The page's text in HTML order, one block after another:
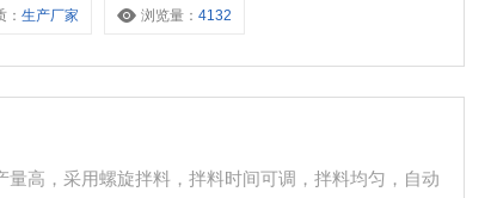
：生产厂家 浏览量：4132
高，采用螺旋拌料，拌料时间可调，拌料均匀，自动